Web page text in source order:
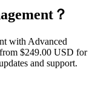
？
with Advanced
$249.00 USD for
and support.